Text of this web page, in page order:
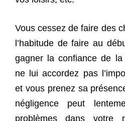
Vous cessez de faire des
l’habitude de faire au
gagner la confiance de
ne lui accordez pas
et vous prenez sa
négligence peut
problèmes dans votre